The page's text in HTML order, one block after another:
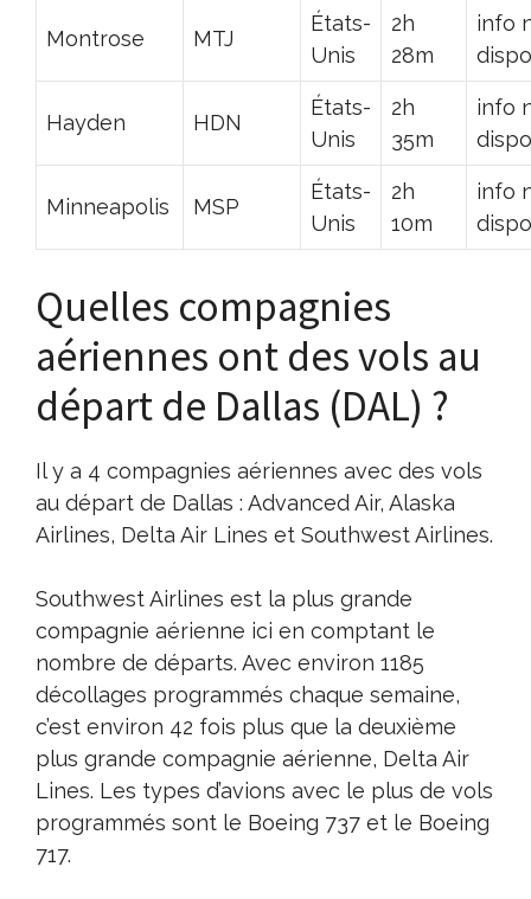
Montrose MTJ
États-
Unis
2h
28m
info
Hayden HDN
États-
Unis
2h
35m
info
Minneapolis MSP
États-
Unis
2h
10m
info
Quelles compagnies
aériennes ont des vols au
départ de Dallas (DAL) ?
Il y a 4 compagnies aériennes avec des vols
au départ de Dallas : Advanced Air, Alaska
Airlines, Delta Air Lines et Southwest Airlines.
Southwest Airlines est la plus grande
compagnie aérienne ici en comptant le
nombre de départs. Avec environ 1185
décollages programmés chaque semaine,
c’est environ 42 fois plus que la deuxième
plus grande compagnie aérienne, Delta Air
Lines. Les types d’avions avec le plus de vols
programmés sont le Boeing 737 et le Boeing
717.